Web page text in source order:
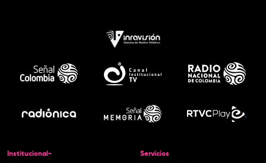
Institucional-
Servicios